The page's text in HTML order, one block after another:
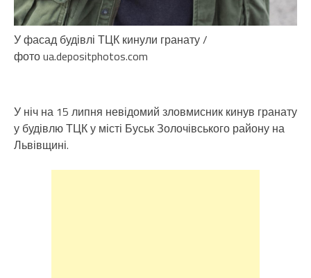
У фасад будівлі ТЦК кинули гранату /
фото ua.depositphotos.com
У ніч на 15 липня невідомий зловмисник кинув гранату
у будівлю ТЦК у місті Буськ Золочівського району на
Львівщині.